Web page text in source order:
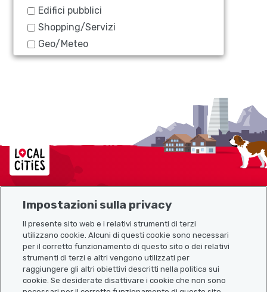
Edifici pubblici
Shopping/Servizi
Geo/Meteo
Localcities
Link utili
Scarica l’app Localcities
Impostazioni sulla privacy
Il presente sito web e i relativi strumenti di terzi
utilizzano cookie. Alcuni di questi cookie sono necessari
per il corretto funzionamento di questo sito o dei relativi
strumenti di terzi e altri vengono utilizzati per
raggiungere gli altri obiettivi descritti nella politica sui
cookie. Se desiderate disattivare i cookie che non sono